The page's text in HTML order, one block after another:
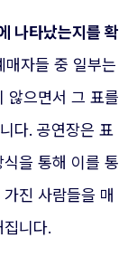
나타났는지를 확
매자들 중 일부는
않으면서 그 표를
다. 공연장은 표
을 통해 이를 통
진 사람들을 매
니다.